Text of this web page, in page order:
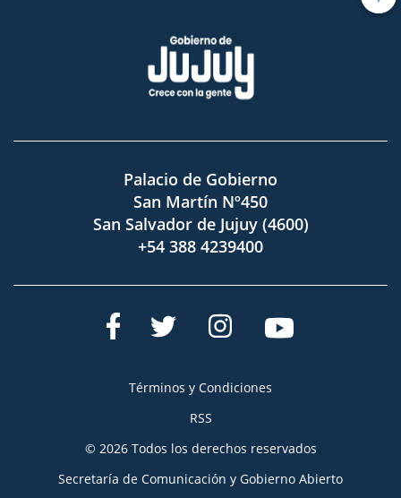
Palacio de Gobierno
San Martín Nº450
San Salvador de Jujuy (4600)
+54 388 4239400
Términos y Condiciones
RSS
© 2026 Todos los derechos reservados
Secretaría de Comunicación y Gobierno Abierto